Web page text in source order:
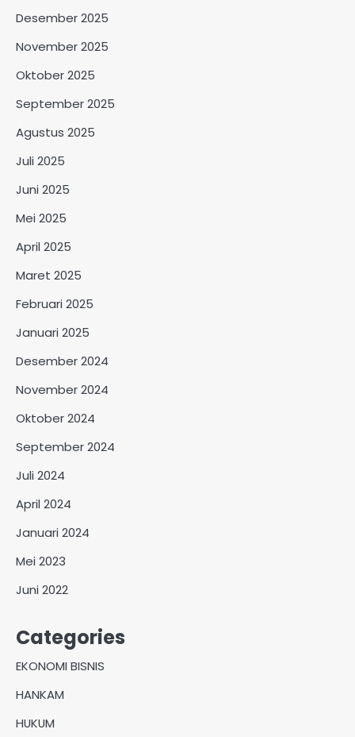
Desember 2025
November 2025
Oktober 2025
September 2025
Agustus 2025
Juli 2025
Juni 2025
Mei 2025
April 2025
Maret 2025
Februari 2025
Januari 2025
Desember 2024
November 2024
Oktober 2024
September 2024
Juli 2024
April 2024
Januari 2024
Mei 2023
Juni 2022
Categories
EKONOMI BISNIS
HANKAM
HUKUM